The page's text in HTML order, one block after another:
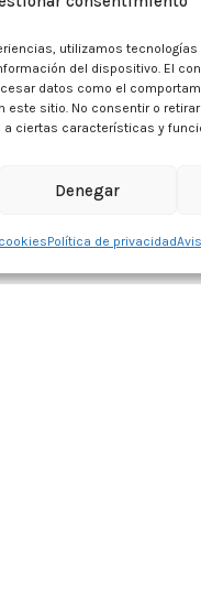
utilizamos
del dispositivo. El
datos como el
este sitio. No consentir o
a ciertas características y
Denegar
Política de privacidad